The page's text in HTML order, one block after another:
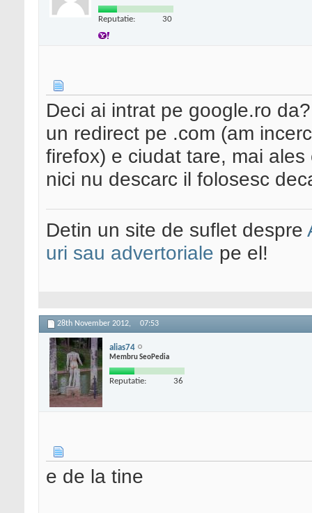
Reputatie: 30
Deci ai intrat pe google.ro
un redirect pe .com (am
firefox) e ciudat tare, mai
nici nu descarc il folosesc
Detin un site de suflet despre
uri sau advertoriale pe el!
28th November 2012, 07:53
alias74
Membru SeoPedia
Reputatie: 36
e de la tine